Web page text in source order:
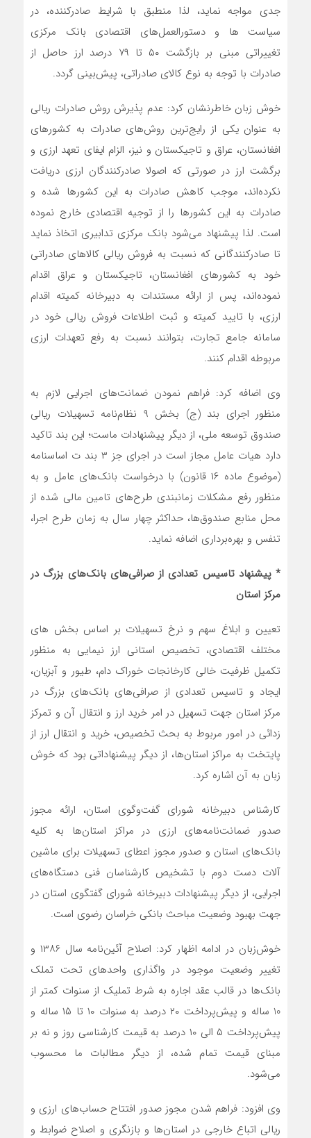
جدی مواجه نماید، لذا منطبق با شرایط صادرکننده، در
سیاست ها و دستورالعمل‌های اقتصادی بانک مرکزی
تغییراتی مبنی بر بازگشت ۵۰ تا ۷۹ درصد ارز حاصل از
صادرات با توجه به نوع کالای صادراتی، پیش‌بینی گردد.
خوش زبان خاطرنشان کرد: عدم پذیرش روش صادرات ریالی
به عنوان یکی از رایج‌ترین روش‌های صادرات به کشورهای
افغانستان، عراق و تاجیکستان و نیز، الزام ایفای تعهد ارزی و
برگشت ارز در صورتی که اصولا صادرکنندگان ارزی دریافت
نکرده‌اند، موجب کاهش صادرات به این کشورها شده و
صادرات به این کشورها را از توجیه اقتصادی خارج نموده
است. لذا پیشنهاد می‌شود بانک مرکزی تدابیری اتخاذ نماید
تا صادرکنندگانی که نسبت به فروش ریالی کالاهای صادراتی
خود به کشورهای افغانستان، تاجیکستان و عراق اقدام
نموده‌اند، پس از ارائه مستندات به دبیرخانه کمیته اقدام
ارزی، با تایید کمیته و ثبت اطلاعات فروش ریالی خود در
سامانه جامع تجارت، بتوانند نسبت به رفع تعهدات ارزی
مربوطه اقدام کنند.
وی اضافه کرد: فراهم نمودن ضمانت‌های اجرایی لازم به
منظور اجرای بند (ج) بخش ۹ نظام‌نامه تسهیلات ریالی
صندوق توسعه ملی، از دیگر پیشنهادات ماست؛ این بند تاکید
دارد هیات عامل مجاز است در اجرای جز ۳ بند ت اساسنامه
(موضوع ماده ۱۶ قانون) با درخواست بانک‌های عامل و به
منظور رفع مشکلات زمانبندی طرح‌های تامین مالی شده از
محل منابع صندوق‌ها، حداکثر چهار سال به زمان طرح اجرا،
تنفس و بهره‌برداری اضافه نماید.
* پیشنهاد تاسیس تعدادی از صرافی‌های بانک‌های بزرگ در
مرکز استان
تعیین و ابلاغ سهم و نرخ تسهیلات بر اساس بخش های
مختلف اقتصادی، تخصیص استانی ارز نیمایی به منظور
تکمیل ظرفیت خالی کارخانجات خوراک دام، طیور و آبزیان،
ایجاد و تاسیس تعدادی از صرافی‌های بانک‌های بزرگ در
مرکز استان جهت تسهیل در امر خرید ارز و انتقال آن و تمرکز
زدائی در امور مربوط به بحث تخصیص، خرید و انتقال ارز از
پایتخت به مراکز استان‌ها، از دیگر پیشنهاداتی بود که خوش
زبان به آن اشاره کرد.
کارشناس دبیرخانه شورای گفت‌وگوی استان، ارائه مجوز
صدور ضمانت‌نامه‌های ارزی در مراکز استان‌ها به کلیه
بانک‌های استان و صدور مجوز اعطای تسهیلات برای ماشین
آلات دست دوم با تشخیص کارشناسان فنی دستگاه‌های
اجرایی، از دیگر پیشنهادات دبیرخانه شورای گفتگوی استان در
جهت بهبود وضعیت مباحث بانکی خراسان رضوی است.
خوش‌زبان در ادامه اظهار کرد: اصلاح آئین‌نامه سال ۱۳۸۶ و
تغییر وضعیت موجود در واگذاری واحدهای تحت تملک
بانک‌ها در قالب عقد اجاره به شرط تملیک از سنوات کمتر از
10 ساله و پیش‌پرداخت ۲۰ درصد به سنوات ۱۰ تا ۱۵ ساله و
پیش‌پرداخت ۵ الی ۱۰ درصد به قیمت کارشناسی روز و نه بر
مبنای قیمت تمام شده، از دیگر مطالبات ما محسوب
می‌شود.
وی افزود: فراهم شدن مجوز صدور افتتاح حساب‌های ارزی و
ریالی اتباع خارجی در استان‌ها و بازنگری و اصلاح ضوابط و